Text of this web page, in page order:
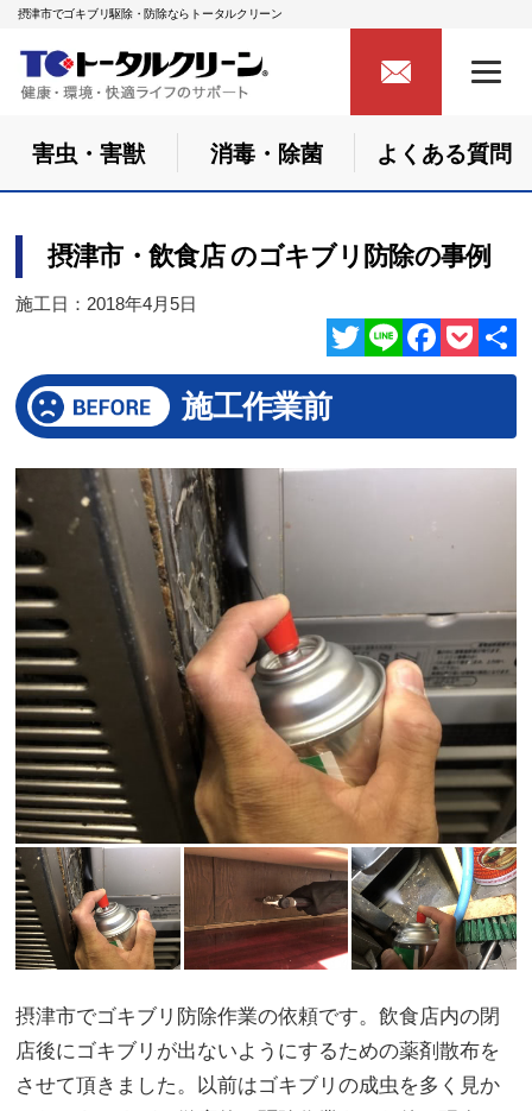
摂津市でゴキブリ駆除・防除ならトータルクリーン
害虫・害獣 消毒・除菌 よくある質問
摂津市・飲食店 のゴキブリ防除の事例
施工日：2018年4月5日
Twitter
LineFacebook
Pocket
共
施工作業前
摂津市でゴキブリ防除作業の依頼です。飲食店内の閉
店後にゴキブリが出ないようにするための薬剤散布を
させて頂きました。以前はゴキブリの成虫を多く見か